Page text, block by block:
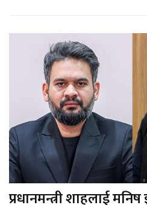
प्रधानमन्त्री शाहलाई